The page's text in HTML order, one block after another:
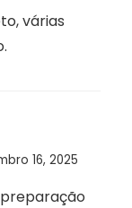
várias
16, 2025